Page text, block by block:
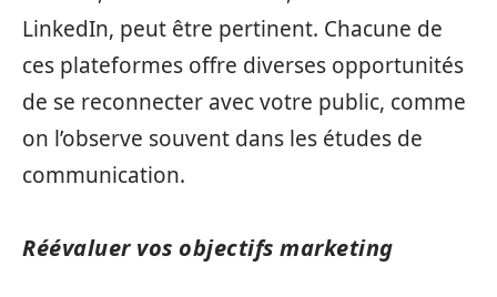
LinkedIn, peut être pertinent. Chacune de
ces plateformes offre diverses opportunités
de se reconnecter avec votre public, comme
on l’observe souvent dans les études de
communication.
Réévaluer vos objectifs marketing